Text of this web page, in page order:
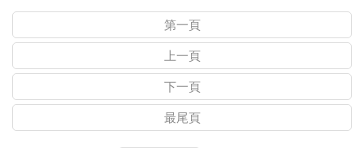
第一頁
上一頁
下一頁
最尾頁